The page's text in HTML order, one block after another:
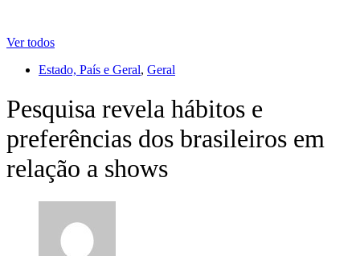
Ver todos
Estado, País e Geral, Geral
Pesquisa revela hábitos e
preferências dos brasileiros em
relação a shows